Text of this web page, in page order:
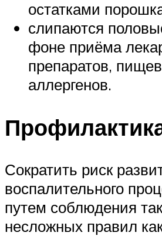
остатками
слипаются
фоне приёма
препаратов,
аллергенов.
Сократить риск
воспалительного
путем соблюдения
несложных правил